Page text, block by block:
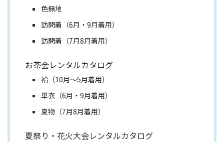
色無地
訪問着（6月・9月着用）
訪問着（7月8月着用）
お茶会レンタルカタログ
袷（10月～5月着用）
単衣（6月・9月着用）
夏物（7月8月着用）
夏祭り・花火大会レンタルカタログ